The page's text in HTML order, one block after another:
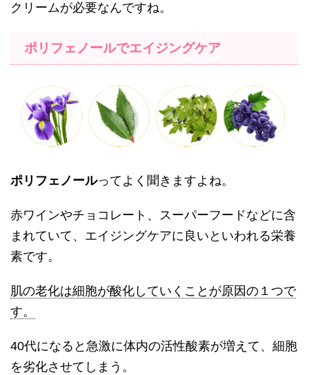
クリームが必要なんですね。
ポリフェノールでエイジングケア
ポリフェノールってよく聞きますよね。
赤ワインやチョコレート、スーパーフードなどに含
まれていて、エイジングケアに良いといわれる栄養
素です。
肌の老化は細胞が酸化していくことが原因の１つで
す。
40代になると急激に体内の活性酸素が増えて、細胞
を劣化させてしまう。